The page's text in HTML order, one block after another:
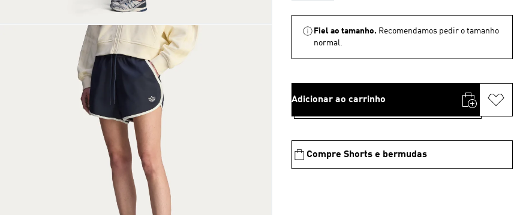
Fiel ao tamanho. Recomendamos pedir o tamanho
normal.
Adicionar ao carrinho
Compre Shorts e bermudas